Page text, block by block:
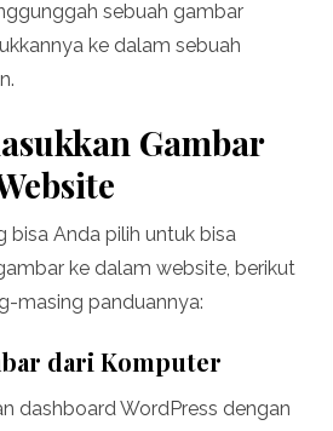
sebuah gambar
ke dalam sebuah
Gambar
bisa Anda pilih untuk bisa
ke dalam website, berikut
masing panduannya:
dari Komputer
dashboard WordPress dengan